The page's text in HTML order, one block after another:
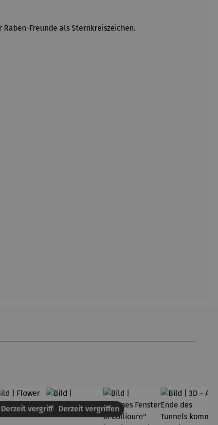
Freunde als Sternkreiszeichen.
Derzeit vergriffenDerzeit vergriffen